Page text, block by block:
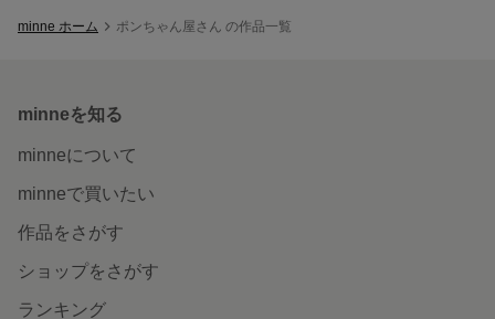
minne ホーム ポンちゃん屋さん の作品一覧
minneを知る
minneについて
minneで買いたい
作品をさがす
ショップをさがす
ランキング